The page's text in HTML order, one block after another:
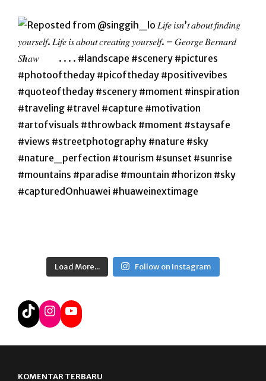
Load More... Follow on Instagram
TikTok
Instagram
YouTube
KOMENTAR TERBARU